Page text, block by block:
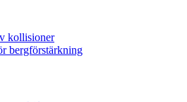
kollisioner
bergförstärkning